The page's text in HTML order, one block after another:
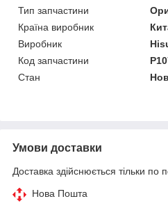
Тип запчастини
Країна виробник
Виробник
Код запчастини
Стан
Умови доставки
Доставка здійснюється тільки по
Нова Пошта